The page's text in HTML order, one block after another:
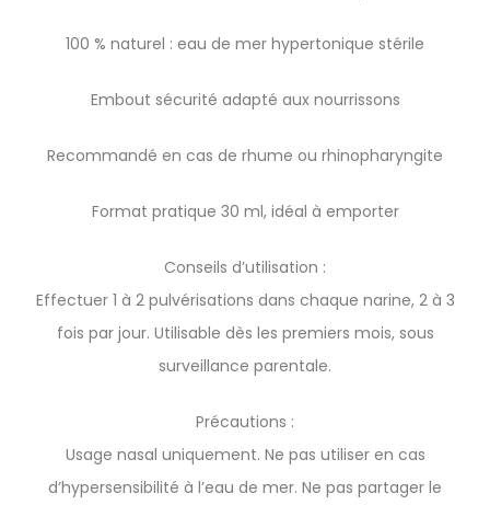
100 % naturel : eau de mer hypertonique stérile
Embout sécurité adapté aux nourrissons
Recommandé en cas de rhume ou rhinopharyngite
Format pratique 30 ml, idéal à emporter
Conseils d’utilisation :
Effectuer 1 à 2 pulvérisations dans chaque narine, 2 à 3
fois par jour. Utilisable dès les premiers mois, sous
surveillance parentale.
Précautions :
Usage nasal uniquement. Ne pas utiliser en cas
d’hypersensibilité à l’eau de mer. Ne pas partager le